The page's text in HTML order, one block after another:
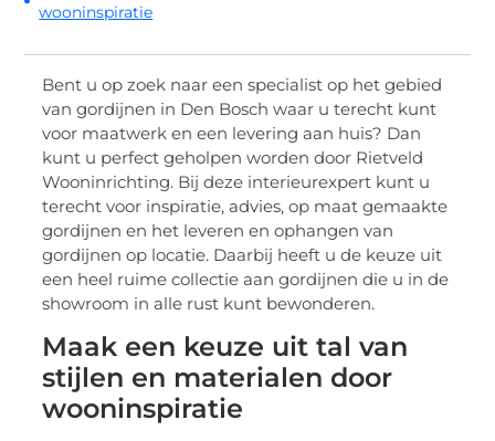
wooninspiratie
Bent u op zoek naar een specialist op het gebied
van gordijnen in Den Bosch waar u terecht kunt
voor maatwerk en een levering aan huis? Dan
kunt u perfect geholpen worden door Rietveld
Wooninrichting. Bij deze interieurexpert kunt u
terecht voor inspiratie, advies, op maat gemaakte
gordijnen en het leveren en ophangen van
gordijnen op locatie. Daarbij heeft u de keuze uit
een heel ruime collectie aan gordijnen die u in de
showroom in alle rust kunt bewonderen.
Maak een keuze uit tal van
stijlen en materialen door
wooninspiratie